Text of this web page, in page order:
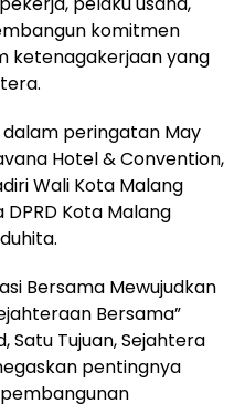
komitmen
ketenagakerjaan yang
peringatan May
Hotel & Convention,
Wali Kota Malang
Kota Malang
Bersama Mewujudkan
Bersama”
Satu Tujuan, Sejahtera
pentingnya